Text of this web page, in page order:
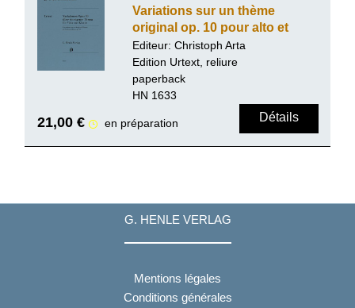
Variations sur un thème
original op. 10 pour alto et
piano
Editeur: Christoph Arta
Edition Urtext, reliure
paperback
HN 1633
21,00 € en préparation Détails
G. HENLE VERLAG
Mentions légales
Conditions générales